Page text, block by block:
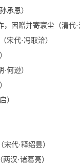
承恩）
因赠并寄寰尘（清代·
宋代·冯取洽）
何逊）
）
代·释绍昙）
汉·诸葛亮）